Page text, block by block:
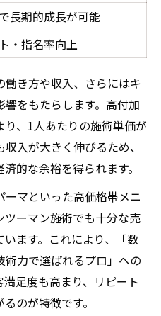
長期的成長が可能
・指名率向上
き方や収入、さらにはキ
をもたらします。高付加
、1人あたりの施術単価が
入が大きく伸びるため、
的な余裕を得られます。
マといった高価格帯メニ
ーマン施術でも十分な売
ます。これにより、「数
力で選ばれるプロ」への
足度も高まり、リピート
のが特徴です。